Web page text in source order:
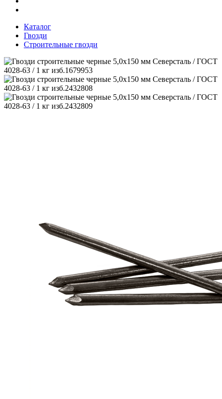
Каталог
Гвозди
Строительные гвозди